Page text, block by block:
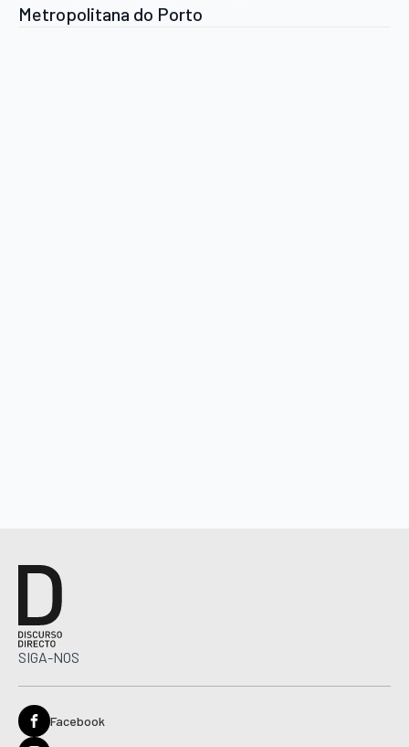
Metropolitana do Porto
SIGA-NOS
Facebook